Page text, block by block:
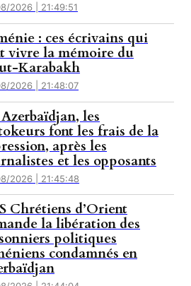
2026 | 21:49:51
: ces écrivains qui
vivre la mémoire du
Karabakh
2026 | 21:48:07
les
font les frais de la
après les
et les opposants
2026 | 21:45:48
Chrétiens d’Orient
la libération des
politiques
condamnés en